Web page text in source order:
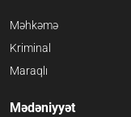
Məhkəmə
Kriminal
Maraqlı
Mədəniyyət